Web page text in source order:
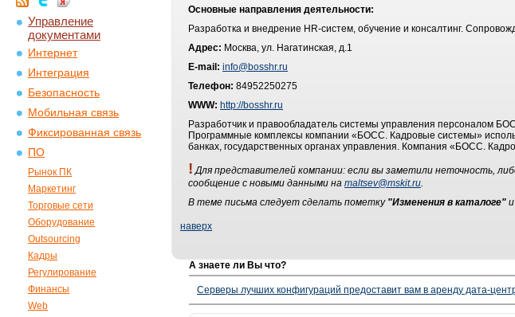
Управление
документами
Интернет
Интеграция
Безопасность
Мобильная связь
Фиксированная связь
ПО
Рынок ПК
Маркетинг
Торговые сети
Оборудование
Outsourcing
Кадры
Регулирование
Финансы
Web
Основные направления деятельности:
Разработка и внедрение HR-систем, обучение и консалтинг.
Адрес: Москва, ул. Нагатинская, д.1
E-mail: info@bosshr.ru
Телефон: 84952250275
WWW: http://bosshr.ru
Разработчик и правообладатель системы управления персоналом
Программные комплексы компании «БОСС. Кадровые системы»
банках, государственных органах управления. Компания «БОСС.
! Для представителей компании: если вы заметили неточность,
сообщение с новыми данными на maltsev@mskit.ru.
В теме письма следует сделать пометку "Изменения в каталоге"
наверх
А знаете ли Вы что?
Серверы лучших конфигураций предоставит вам в аренду дата-